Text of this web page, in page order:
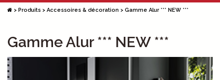
> Produits > Accessoires & décoration > Gamme Alur *** NEW ***
Gamme Alur *** NEW ***